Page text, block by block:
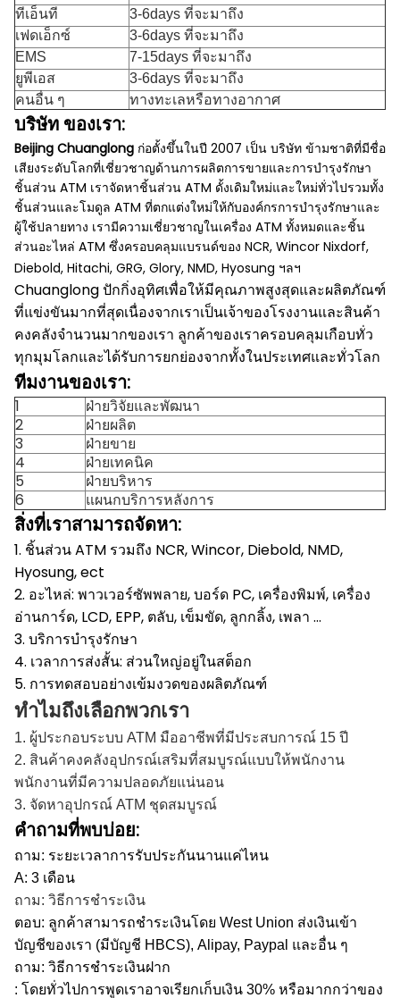
ทีเอ็นที
3-6days ที่จะมาถึง
เฟดเอ็กซ์
3-6days ที่จะมาถึง
EMS
7-15days ที่จะมาถึง
ยูพีเอส
3-6days ที่จะมาถึง
คนอื่น ๆ
ทางทะเลหรือทางอากาศ
บริษัท ของเรา:
Beijing Chuanglong ก่อตั้งขึ้นในปี 2007 เป็น บริษัท ข้ามชาติที่มีชื่อ
เสียงระดับโลกที่เชี่ยวชาญด้านการผลิตการขายและการบำรุงรักษา
ชิ้นส่วน ATM เราจัดหาชิ้นส่วน ATM ดั้งเดิมใหม่และใหม่ทั่วไปรวมทั้ง
ชิ้นส่วนและโมดูล ATM ที่ตกแต่งใหม่ให้กับองค์กรการบำรุงรักษาและ
ผู้ใช้ปลายทาง เรามีความเชี่ยวชาญในเครื่อง ATM ทั้งหมดและชิ้น
ส่วนอะไหล่ ATM ซึ่งครอบคลุมแบรนด์ของ NCR, Wincor Nixdorf,
Diebold, Hitachi, GRG, Glory, NMD, Hyosung ฯลฯ
Chuanglong ปักกิ่งอุทิศเพื่อให้มีคุณภาพสูงสุดและผลิตภัณฑ์
ที่แข่งขันมากที่สุดเนื่องจากเราเป็นเจ้าของโรงงานและสินค้า
คงคลังจำนวนมากของเรา ลูกค้าของเราครอบคลุมเกือบทั่ว
ทุกมุมโลกและได้รับการยกย่องจากทั้งในประเทศและทั่วโลก
ทีมงานของเรา:
1
ฝ่ายวิจัยและพัฒนา
2
ฝ่ายผลิต
3
ฝ่ายขาย
4
ฝ่ายเทคนิค
5
ฝ่ายบริหาร
6
แผนกบริการหลังการ
สิ่งที่เราสามารถจัดหา:
1. ชิ้นส่วน ATM รวมถึง NCR, Wincor, Diebold, NMD,
Hyosung, ect
2. อะไหล่: พาวเวอร์ซัพพลาย, บอร์ด PC, เครื่องพิมพ์, เครื่อง
อ่านการ์ด, LCD, EPP, ตลับ, เข็มขัด, ลูกกลิ้ง, เพลา ...
3. บริการบำรุงรักษา
4. เวลาการส่งสั้น: ส่วนใหญ่อยู่ในสต็อก
5. การทดสอบอย่างเข้มงวดของผลิตภัณฑ์
ทำไมถึงเลือกพวกเรา
1. ผู้ประกอบระบบ ATM มืออาชีพที่มีประสบการณ์ 15 ปี
2. สินค้าคงคลังอุปกรณ์เสริมที่สมบูรณ์แบบให้พนักงาน
พนักงานที่มีความปลอดภัยแน่นอน
3. จัดหาอุปกรณ์ ATM ชุดสมบูรณ์
คำถามที่พบบ่อย:
ถาม: ระยะเวลาการรับประกันนานแค่ไหน
A: 3 เดือน
ถาม: วิธีการชำระเงิน
ตอบ: ลูกค้าสามารถชำระเงินโดย West Union ส่งเงินเข้า
บัญชีของเรา (มีบัญชี HBCS), Alipay, Paypal และอื่น ๆ
ถาม: วิธีการชำระเงินฝาก
: โดยทั่วไปการพูดเราอาจเรียกเก็บเงิน 30% หรือมากกว่าของ